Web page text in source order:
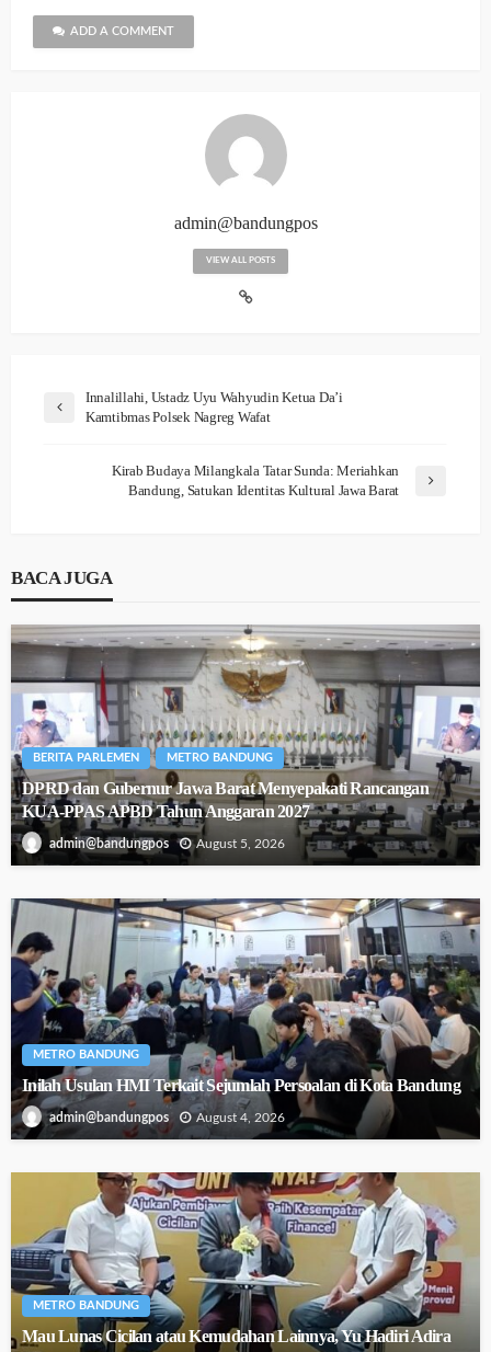
ADD A COMMENT
admin@bandungpos
VIEW ALL POSTS
Innalillahi, Ustadz Uyu Wahyudin Ketua Da’i
Kamtibmas Polsek Nagreg Wafat
Kirab Budaya Milangkala Tatar Sunda: Meriahkan
Bandung, Satukan Identitas Kultural Jawa Barat
BACA JUGA
BERITA PARLEMEN METRO BANDUNG
DPRD dan Gubernur Jawa Barat Menyepakati Rancangan
KUA-PPAS APBD Tahun Anggaran 2027
admin@bandungpos August 5, 2026
METRO BANDUNG
Inilah Usulan HMI Terkait Sejumlah Persoalan di Kota Bandung
admin@bandungpos August 4, 2026
METRO BANDUNG
Mau Lunas Cicilan atau Kemudahan Lainnya, Yu Hadiri Adira